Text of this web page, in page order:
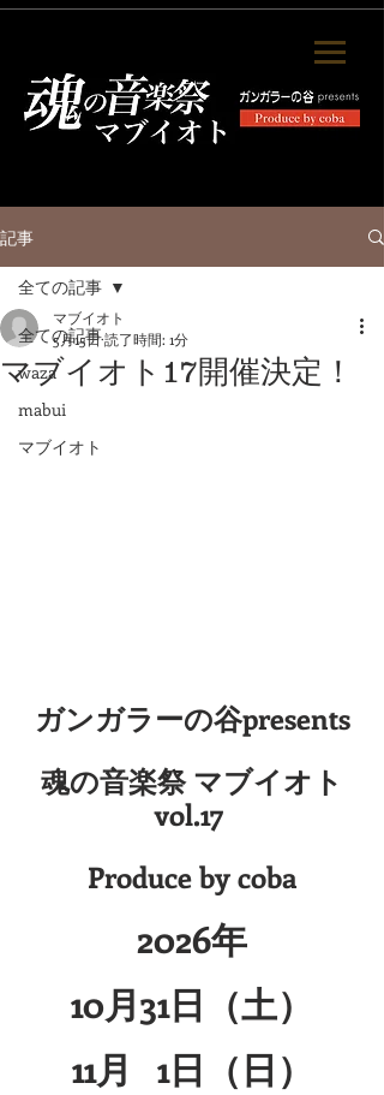
記事
全ての記事
waza
mabui
マブイオト
全ての記事
マブイオト17開催決定！
マブイオト
5月15日読了時間: 1分
ガンガラーの谷presents
魂の音楽祭 マブイオト
vol.17
Produce by coba
2026年
10月31日（土）
11月   1日（日）